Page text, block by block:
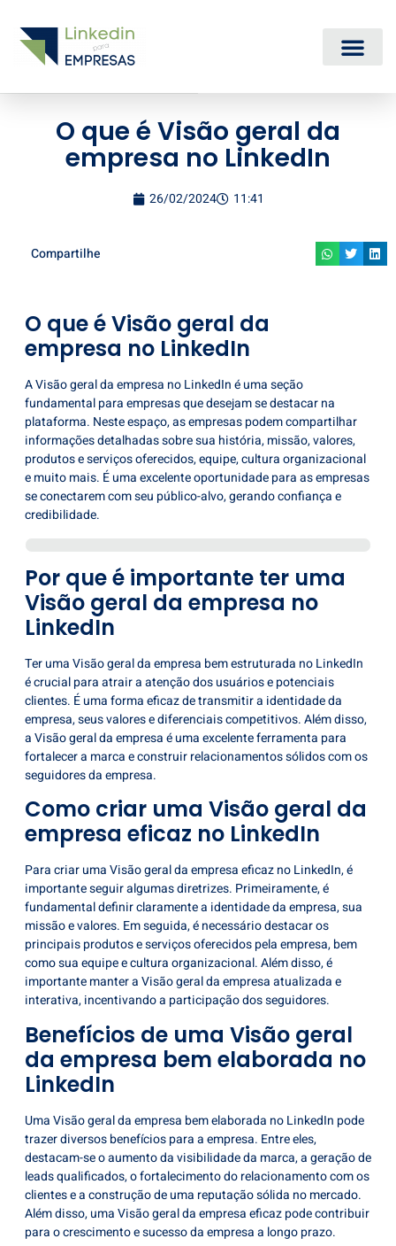
O que é Visão geral da
empresa no LinkedIn
26/02/2024 11:41
Compartilhe
O que é Visão geral da
empresa no LinkedIn
A Visão geral da empresa no LinkedIn é uma seção
fundamental para empresas que desejam se destacar na
plataforma. Neste espaço, as empresas podem compartilhar
informações detalhadas sobre sua história, missão, valores,
produtos e serviços oferecidos, equipe, cultura organizacional
e muito mais. É uma excelente oportunidade para as empresas
se conectarem com seu público-alvo, gerando confiança e
credibilidade.
Por que é importante ter uma
Visão geral da empresa no
LinkedIn
Ter umaVisão geral da empresa bem estruturada no LinkedIn
é crucial para atrair a atenção dos usuários e potenciais
clientes. É uma forma eficaz de transmitir a identidade da
empresa, seus valores e diferenciais competitivos. Além disso,
a Visão geral da empresa é uma excelente ferramenta para
fortalecer a marca e construir relacionamentos sólidos com os
seguidores da empresa.
Como criar uma Visão geral da
empresa eficaz no LinkedIn
Para criar umaVisão geral da empresa eficaz no LinkedIn, é
importante seguir algumas diretrizes. Primeiramente, é
fundamental definir claramente a identidade da empresa, sua
missão e valores. Em seguida, é necessário destacar os
principais produtos e serviços oferecidos pela empresa, bem
como sua equipe e cultura organizacional. Além disso, é
importante manter a Visão geral da empresa atualizada e
interativa, incentivando a participação dos seguidores.
Benefícios de uma Visão geral
da empresa bem elaborada no
LinkedIn
Uma Visão geral daempresa bem elaborada no LinkedIn pode
trazer diversos benefícios para a empresa. Entre eles,
destacam-se o aumento da visibilidade da marca, a geração de
leads qualificados, o fortalecimento do relacionamento com os
clientes e a construção de uma reputação sólida no mercado.
Além disso, uma Visão geral da empresa eficaz pode contribuir
para o crescimento e sucesso da empresa a longo prazo.